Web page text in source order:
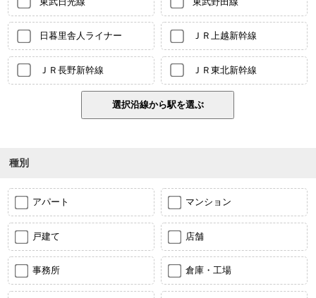
日暮里舎人ライナー ＪＲ上越新幹線
ＪＲ長野新幹線 ＪＲ東北新幹線
種別
アパート マンション
戸建て 店舗
事務所 倉庫・工場